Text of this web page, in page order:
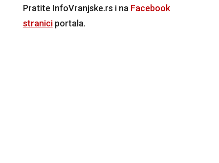
Pratite InfoVranjske.rs i na Facebook
straniciportala.